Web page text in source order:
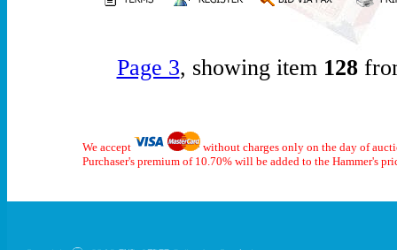
Page 3, showing item 128
We accept
without charges only on the day of
Purchaser's premium of 10.70% will be added to the Hammer's